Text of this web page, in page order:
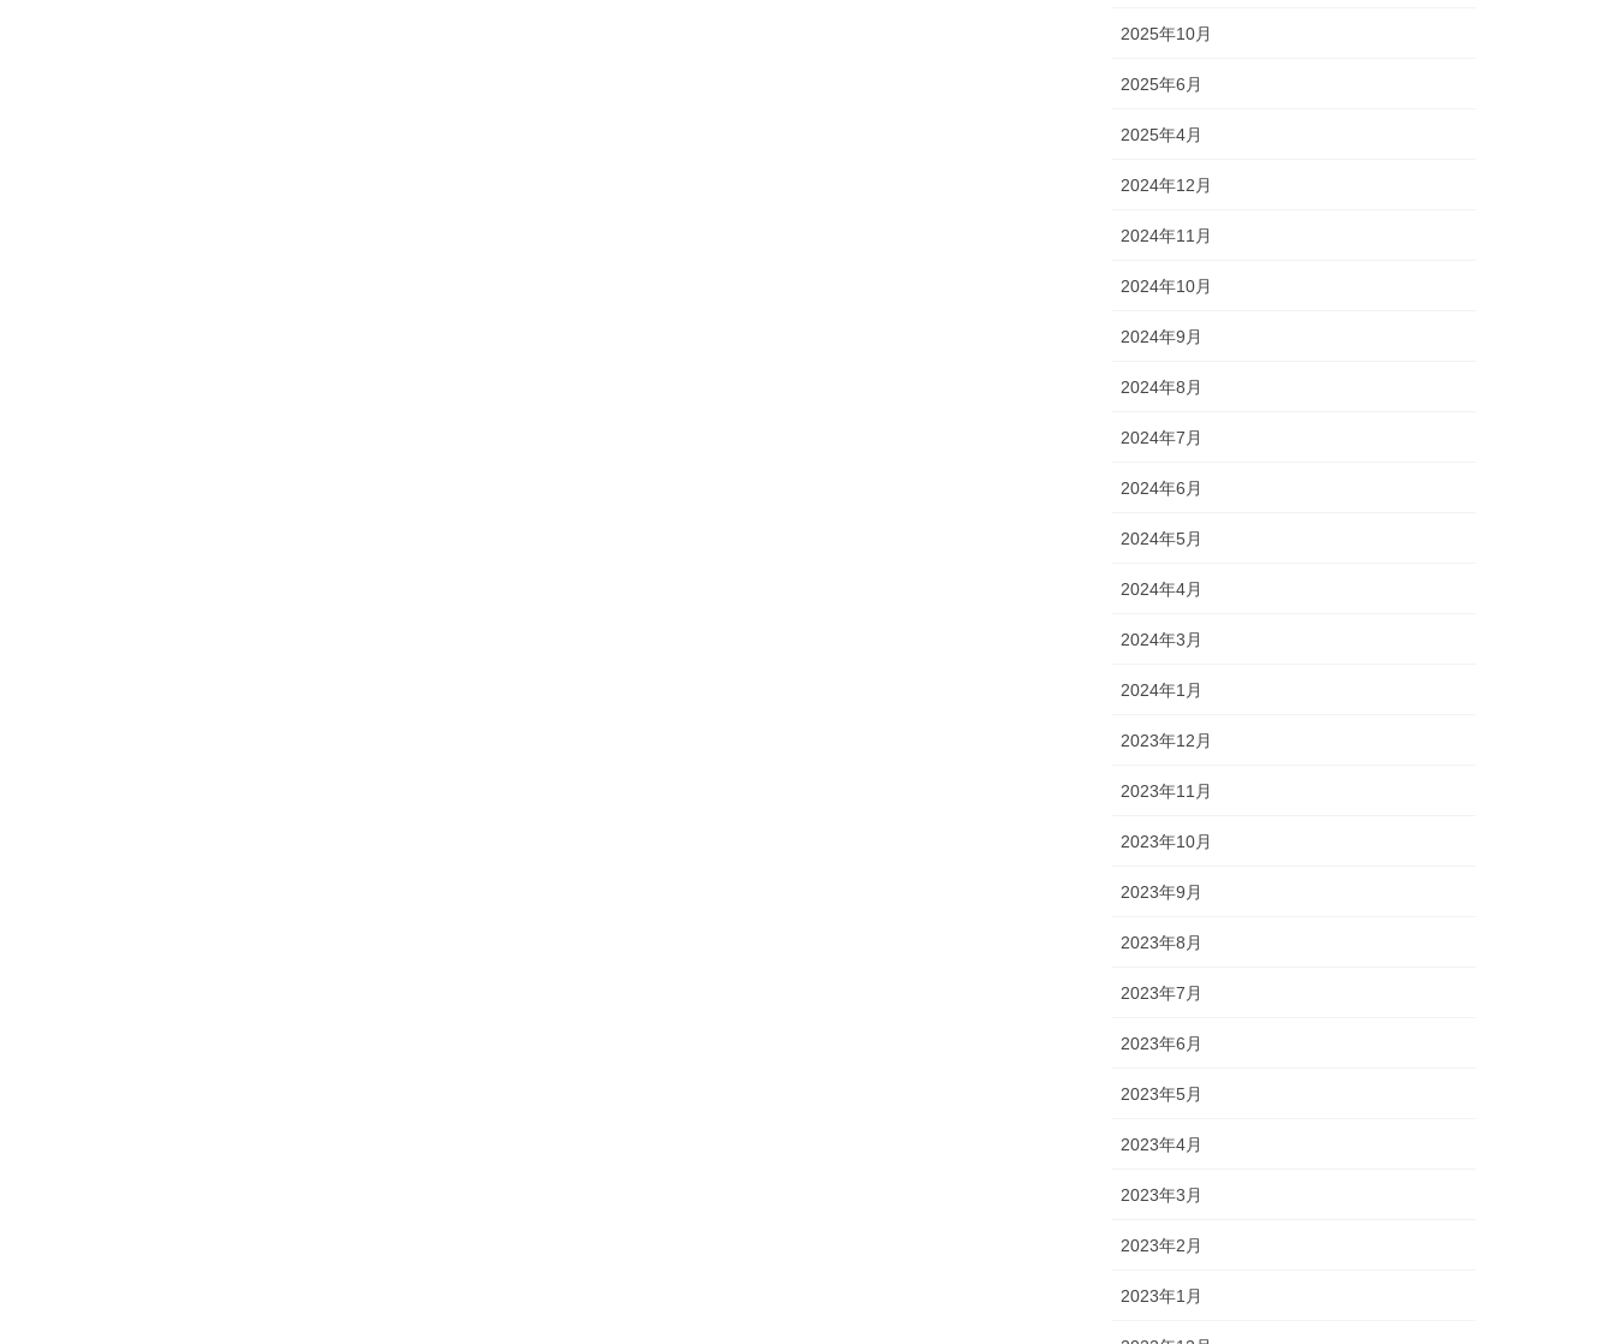
2025年10月
2025年6月
2025年4月
2024年12月
2024年11月
2024年10月
2024年9月
2024年8月
2024年7月
2024年6月
2024年5月
2024年4月
2024年3月
2024年1月
2023年12月
2023年11月
2023年10月
2023年9月
2023年8月
2023年7月
2023年6月
2023年5月
2023年4月
2023年3月
2023年2月
2023年1月